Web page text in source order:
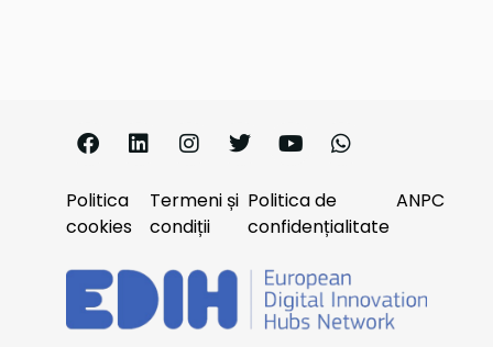
Politica
cookies
Termeni și
condiții
Politica de
confidențialitate
ANPC